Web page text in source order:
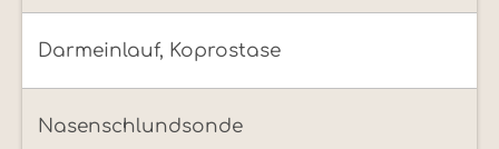
Darmeinlauf, Koprostase
Nasenschlundsonde